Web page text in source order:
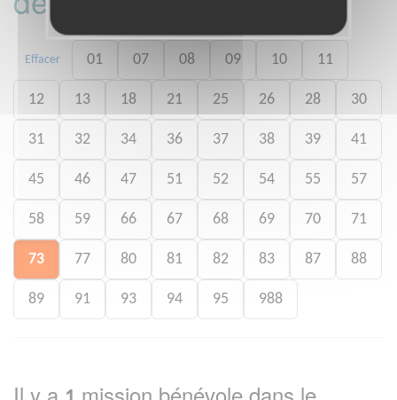
Effacer 01 07 08 09 10 11
12 13 18 21 25 26 28 30
31 32 34 36 37 38 39 41
45 46 47 51 52 54 55 57
58 59 66 67 68 69 70 71
73 77 80 81 82 83 87 88
89 91 93 94 95 988